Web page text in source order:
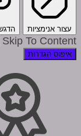
עצור אנימציות
Skip To Content
איפוס הגדרות